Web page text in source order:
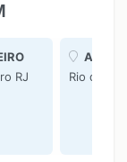
RJ
Rio de